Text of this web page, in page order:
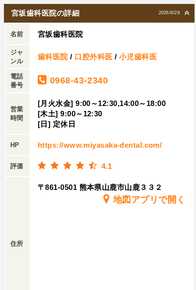
2026/6/28
宮坂歯科医院の詳細
名前 宮坂歯科医院
ジャ
ンル
歯科医院/ 口腔外科医 / 小児歯科医
電話
番号
0968-43-2340
営業
時間
[月火水金] 9:00～12:30,14:00～18:00
[木土] 9:00～12:30
[日] 定休日
HP https://www.miyasaka-dental.com/
評価 4.1
住所
〒861-0501 熊本県山鹿市山鹿３３２
地図アプリで開く